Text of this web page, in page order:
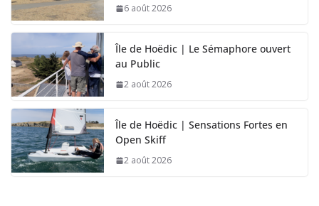
6 août 2026
Île de Hoëdic | Le Sémaphore ouvert
au Public
2 août 2026
Île de Hoëdic | Sensations Fortes en
Open Skiff
2 août 2026